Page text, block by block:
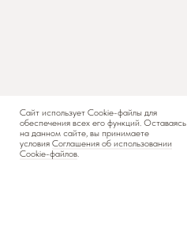
Сайт использует Cookie-файлы для
обеспечения всех его функций. Оставаясь
на данном сайте, вы принимаете
условия Соглашения об использовании
Cookie-файлов.